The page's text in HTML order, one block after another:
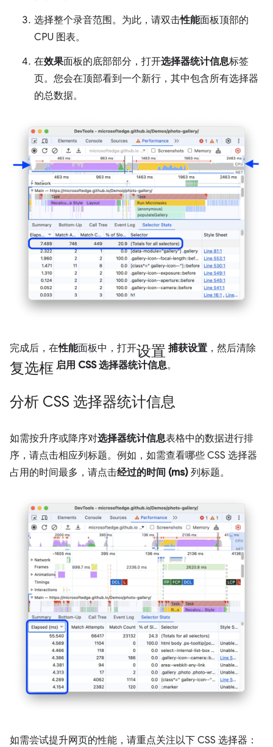
选择整个录音范围。为此，请双击性能面板顶部的
CPU 图表。
在效果面板的底部部分，打开选择器统计信息标签
页。您会在顶部看到一个新行，其中包含所有选择器
的总数据。
完成后，在性能面板中，打开设置 捕获设置 ，然后清除
复选框 启用 CSS 选择器统计信息。
分析 CSS 选择器统计信息
如需按升序或降序对选择器统计信息表格中的数据进行排
序，请点击相应列标题。例如，如需查看哪些 CSS 选择器
占用的时间最多，请点击经过的时间 (ms) 列标题。
如需尝试提升网页的性能，请重点关注以下 CSS 选择器：